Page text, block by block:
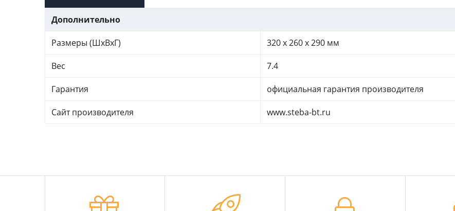
Дополнительно
Размеры (ШхВхГ) 320 x 260 x 290 мм
Вес 7.4
Гарантия официальная гарантия производителя
Сайт производителя www.steba-bt.ru